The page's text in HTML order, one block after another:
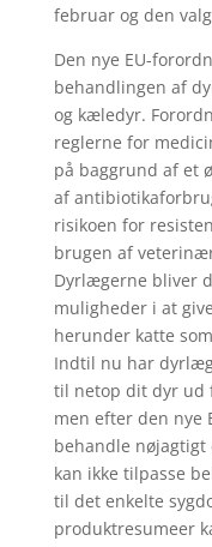
februar og den
Den nye EU-
behandlingen af
og kæledyr.
reglerne for
på baggrund af et
af
risikoen for
brugen af
Dyrlægerne bliver
muligheder i at
herunder katte
Indtil nu har
til netop dit dyr ud
men efter den nye
behandle
kan ikke tilpasse
til det enkelte
produktresumeer